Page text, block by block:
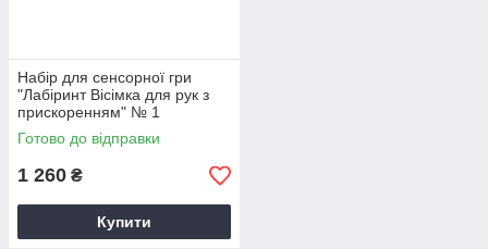
Набiр для сенсорної гри
"Лабіринт Вісімка для рук з
прискоренням" № 1
Готово до відправки
1 260 ₴
Купити